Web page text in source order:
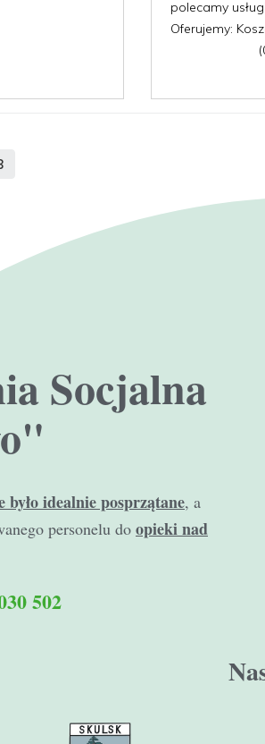
polecamy
Oferujemy:
Socjalna
było idealnie posprzątane, a
personelu do opieki nad
502